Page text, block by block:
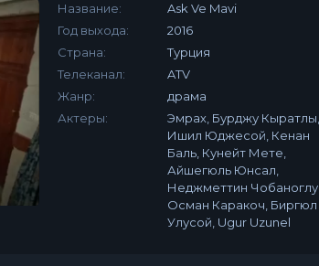
Название:
Ask Ve Mavi
Год выхода:
2016
Страна:
Турция
Телеканал:
ATV
Жанр:
драма
Актеры:
Эмрах, Бурджу Кыратлы,
Ишил Юджесой, Кенан
Баль, Кунейт Мете,
Айшегюль Юнсал,
Неджметтин Чобаноглу,
Осман Каракоч, Биргюл
Улусой, Ugur Uzunel